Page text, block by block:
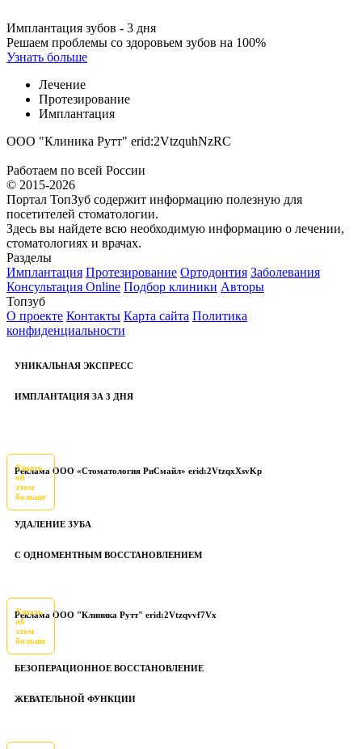
Имплантация зубов - 3 дня
Решаем проблемы со здоровьем зубов на 100%
Узнать больше
Лечение
Протезирование
Имплантация
ООО "Клиника Рутт" erid:2VtzquhNzRC
Работаем по всей России
© 2015-2026
Портал ТопЗуб содержит информацию полезную для
посетителей стоматологии.
Здесь вы найдете всю необходимую информацию о лечении,
стоматологиях и врачах.
Разделы
Имплантация Протезирование Ортодонтия Заболевания
Консультация Online Подбор клиники Авторы
Топзуб
О проекте Контакты Карта сайта Политика
конфиденциальности
УНИКАЛЬНАЯ ЭКСПРЕСС
ИМПЛАНТАЦИЯ ЗА 3 ДНЯ
Реклама ООО «Стоматология РиСмайл» erid:2VtzqxXsvKp
Узнать
об
этом
больше
УДАЛЕНИЕ ЗУБА
С ОДНОМЕНТНЫМ ВОССТАНОВЛЕНИЕМ
Реклама ООО "Клиника Рутт" erid:2Vtzqvvf7Vx
Узнать
об
этом
больше
БЕЗОПЕРАЦИОННОЕ ВОССТАНОВЛЕНИЕ
ЖЕВАТЕЛЬНОЙ ФУНКЦИИ